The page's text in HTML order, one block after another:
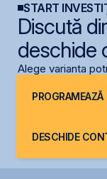
START
Discută
deschide
Alege varianta
PROGRAMEAZĂ
DESCHIDE